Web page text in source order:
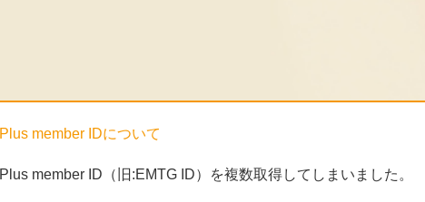
Plus member IDについて
Plus member ID（旧:EMTG ID）を複数取得してしまいました。